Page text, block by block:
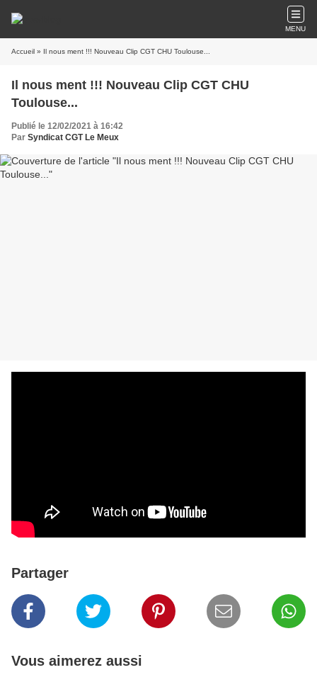
MENU
Accueil » Il nous ment !!! Nouveau Clip CGT CHU Toulouse...
Il nous ment !!! Nouveau Clip CGT CHU
Toulouse...
Publié le 12/02/2021 à 16:42
Par Syndicat CGT Le Meux
Partager
Vous aimerez aussi